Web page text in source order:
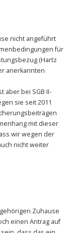
nicht angeführt
für
(Hartz
anerkannten
aber bei SGB II-
sie seit 2011
mit dieser
wir wegen der
nicht weiter
Zuhause
einen Antrag auf